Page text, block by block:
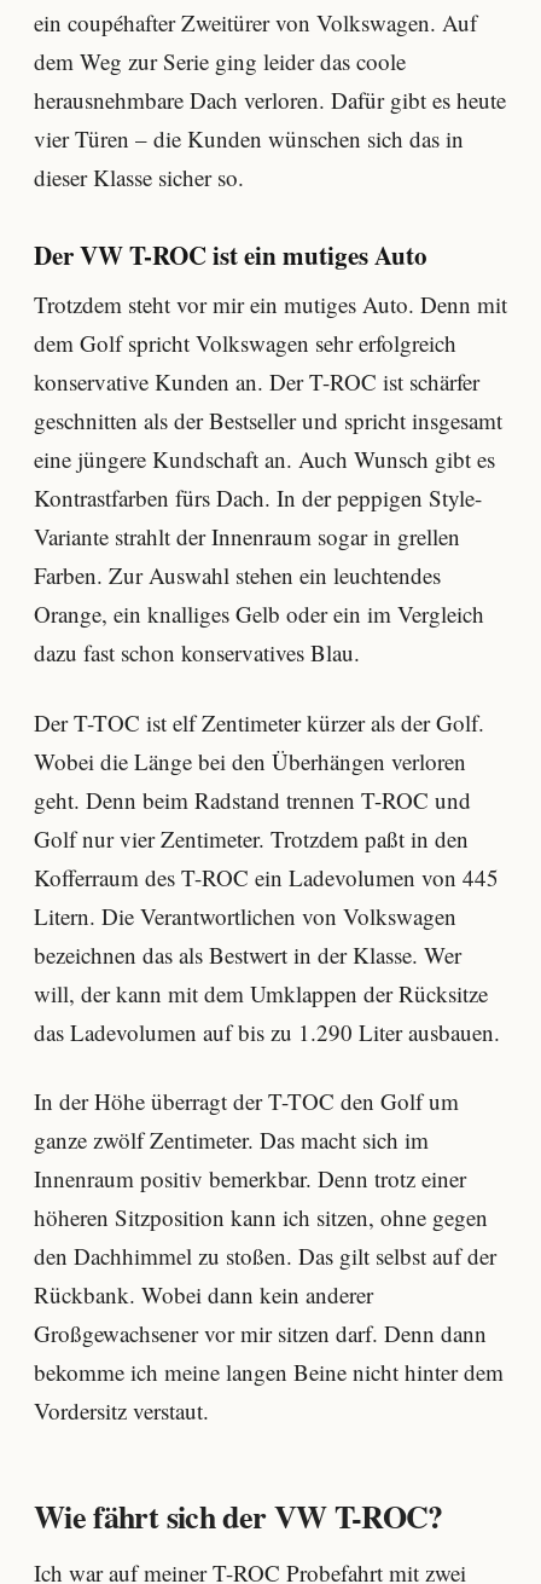
ein coupéhafter Zweitürer von Volkswagen. Auf
dem Weg zur Serie ging leider das coole
herausnehmbare Dach verloren. Dafür gibt es heute
vier Türen – die Kunden wünschen sich das in
dieser Klasse sicher so.
Der VW T-ROC ist ein mutiges Auto
Trotzdem steht vor mir ein mutiges Auto. Denn mit
dem Golf spricht Volkswagen sehr erfolgreich
konservative Kunden an. Der T-ROC ist schärfer
geschnitten als der Bestseller und spricht insgesamt
eine jüngere Kundschaft an. Auch Wunsch gibt es
Kontrastfarben fürs Dach. In der peppigen Style-
Variante strahlt der Innenraum sogar in grellen
Farben. Zur Auswahl stehen ein leuchtendes
Orange, ein knalliges Gelb oder ein im Vergleich
dazu fast schon konservatives Blau.
Der T-TOC ist elf Zentimeter kürzer als der Golf.
Wobei die Länge bei den Überhängen verloren
geht. Denn beim Radstand trennen T-ROC und
Golf nur vier Zentimeter. Trotzdem paßt in den
Kofferraum des T-ROC ein Ladevolumen von 445
Litern. Die Verantwortlichen von Volkswagen
bezeichnen das als Bestwert in der Klasse. Wer
will, der kann mit dem Umklappen der Rücksitze
das Ladevolumen auf bis zu 1.290 Liter ausbauen.
In der Höhe überragt der T-TOC den Golf um
ganze zwölf Zentimeter. Das macht sich im
Innenraum positiv bemerkbar. Denn trotz einer
höheren Sitzposition kann ich sitzen, ohne gegen
den Dachhimmel zu stoßen. Das gilt selbst auf der
Rückbank. Wobei dann kein anderer
Großgewachsener vor mir sitzen darf. Denn dann
bekomme ich meine langen Beine nicht hinter dem
Vordersitz verstaut.
Wie fährt sich der VW T-ROC?
Ich war auf meiner T-ROC Probefahrt mit zwei